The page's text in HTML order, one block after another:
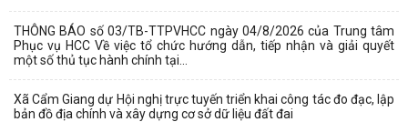
THÔNG BÁO số 03/TB-TTPVHCC ngày 04/8/2026 của Trung tâm
Phục vụ HCC Về việc tổ chức hướng dẫn, tiếp nhận và giải quyết
một số thủ tục hành chính tại...
Xã Cẩm Giang dự Hội nghị trực tuyến triển khai công tác đo đạc, lập
bản đồ địa chính và xây dựng cơ sở dữ liệu đất đai